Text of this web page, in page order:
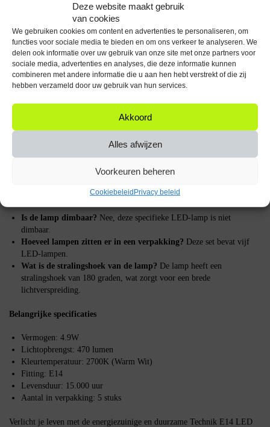
Deze website maakt gebruik
van cookies
We gebruiken cookies om content en advertenties te personaliseren, om
functies voor sociale media te bieden en om ons verkeer te analyseren. We
delen ook informatie over uw gebruik van onze site met onze partners voor
sociale media, advertenties en analyses, die deze informatie kunnen
combineren met andere informatie die u aan hen hebt verstrekt of die zij
hebben verzameld door uw gebruik van hun services.
Akkoord
Alles afwijzen
Voorkeuren beheren
Cookiebeleid Privacy beleid
De Technik E14 LED Lamp bevat geen schadelijke stoffen zoals kwik en
is volledig recyclebaar. Dit maakt deze lamp een milieuvriendelijke keuze
die bijdraagt aan een duurzamere wereld. Bovendien zorgt de lage
energieconsumptie voor een kleinere ecologische voetafdruk.
De Technik E14 LED Lamp werkt door middel van LED-technologie,
die bekend staat om zijn efficiëntie en duurzaamheid. De lamp heeft een
E14 fitting, wat betekent dat hij eenvoudig in de meeste standaard
armaturen past. Met een kleurtemperatuur van 2700K produceert de lamp
een warm wit licht dat perfect is voor het creëren van een gezellige sfeer.
Is de lamp dimbaar? Nee, deze specifieke LED-lamp is niet
dimbaar.
Hoeveel lampen zitten er in een verpakking? Deze set bevat vijf
LED-lampen.
Wat is de stralingshoek van de lamp? De lamp heeft een
stralingshoek van 180 graden, wat zorgt voor een brede
lichtverspreiding.
Belangrijke specificaties
Vermogen: 4.9W
Lichtopbrengst: 470 lumen
Kleurtemperatuur: 2700K (Warm Wit)
Fitting: E14
Levensduur: 15.000 uur
Aantal in verpakking: 5 stuks
Verlicht je leven met de energiezuinige en duurzame Technik E14 LED